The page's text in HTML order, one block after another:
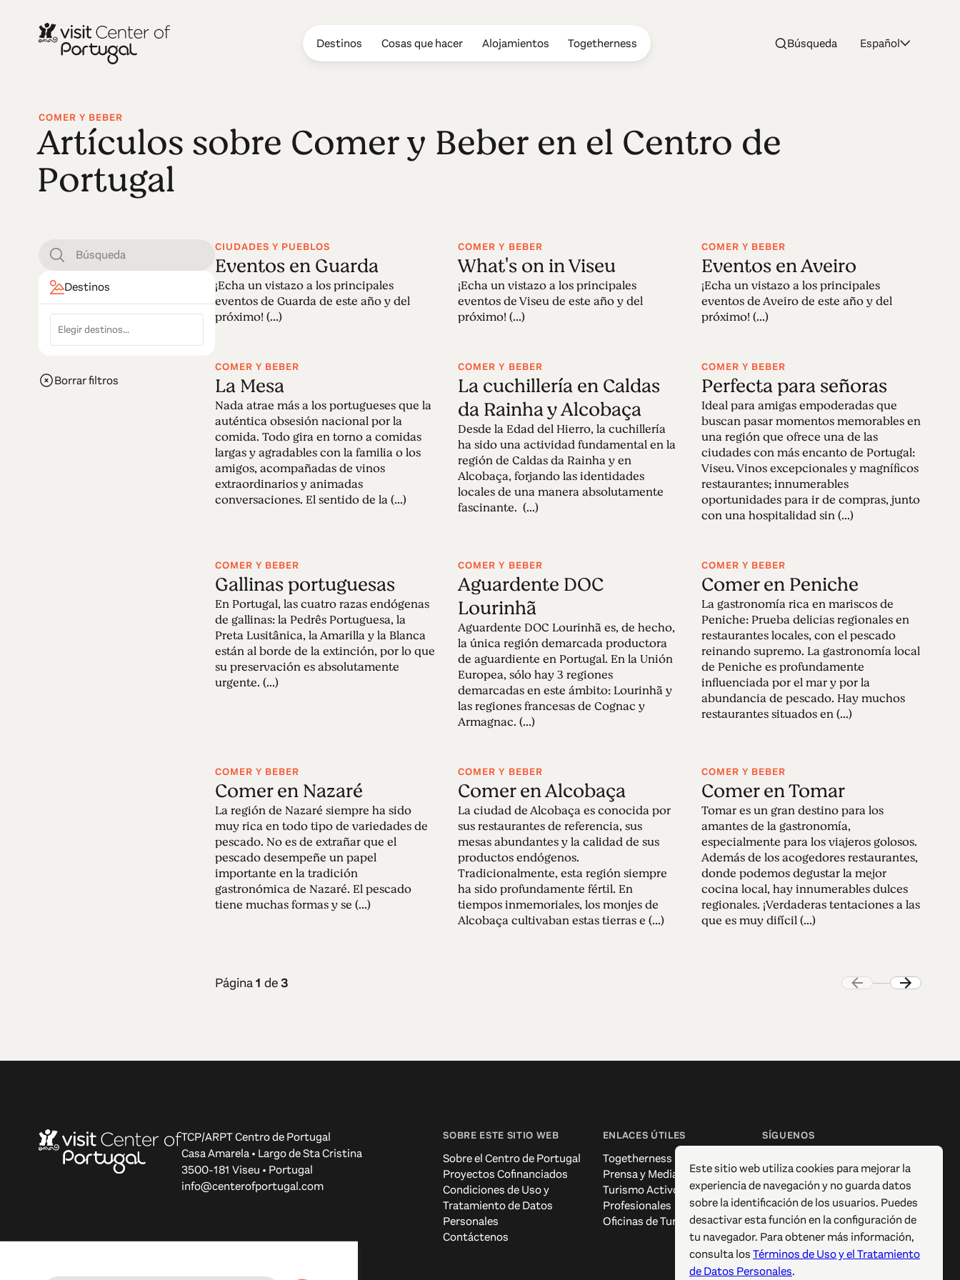
Destinos Cosas que hacer Alojamientos Togetherness Búsqueda Español
COMER Y BEBER
Artículos sobre Comer y Beber en el Centro de
Portugal
Destinos
Borrar filtros
CIUDADES Y PUEBLOS
Eventos en Guarda
¡Echa un vistazo a los principales
eventos de Guarda de este año y del
próximo! (...)
COMER Y BEBER
What's on in Viseu
¡Echa un vistazo a los principales
eventos de Viseu de este año y del
próximo! (...)
COMER Y BEBER
Eventos en Aveiro
¡Echa un vistazo a los principales
eventos de Aveiro de este año y del
próximo! (...)
COMER Y BEBER
La Mesa
Nada atrae más a los portugueses que la
auténtica obsesión nacional por la
comida. Todo gira en torno a comidas
largas y agradables con la familia o los
amigos, acompañadas de vinos
extraordinarios y animadas
conversaciones. El sentido de la (...)
COMER Y BEBER
La cuchillería en Caldas
da Rainha y Alcobaça
Desde la Edad del Hierro, la cuchillería
ha sido una actividad fundamental en la
región de Caldas da Rainha y en
Alcobaça, forjando las identidades
locales de una manera absolutamente
fascinante. (...)
COMER Y BEBER
Perfecta para señoras
Ideal para amigas empoderadas que
buscan pasar momentos memorables en
una región que ofrece una de las
ciudades con más encanto de Portugal:
Viseu. Vinos excepcionales y magníficos
restaurantes; innumerables
oportunidades para ir de compras, junto
con una hospitalidad sin (...)
COMER Y BEBER
Gallinas portuguesas
En Portugal, las cuatro razas endógenas
de gallinas: la Pedrês Portuguesa, la
Preta Lusitânica, la Amarilla y la Blanca
están al borde de la extinción, por lo que
su preservación es absolutamente
urgente. (...)
COMER Y BEBER
Aguardente DOC
Lourinhã
Aguardente DOC Lourinhã es, de hecho,
la única región demarcada productora
de aguardiente en Portugal. En la Unión
Europea, sólo hay 3 regiones
demarcadas en este ámbito: Lourinhã y
las regiones francesas de Cognac y
Armagnac. (...)
COMER Y BEBER
Comer en Peniche
La gastronomía rica en mariscos de
Peniche: Prueba delicias regionales en
restaurantes locales, con el pescado
reinando supremo. La gastronomía local
de Peniche es profundamente
influenciada por el mar y por la
abundancia de pescado. Hay muchos
restaurantes situados en (...)
COMER Y BEBER
Comer en Nazaré
La región de Nazaré siempre ha sido
muy rica en todo tipo de variedades de
pescado. No es de extrañar que el
pescado desempeñe un papel
importante en la tradición
gastronómica de Nazaré. El pescado
tiene muchas formas y se (...)
COMER Y BEBER
Comer en Alcobaça
La ciudad de Alcobaça es conocida por
sus restaurantes de referencia, sus
mesas abundantes y la calidad de sus
productos endógenos.
Tradicionalmente, esta región siempre
ha sido profundamente fértil. En
tiempos inmemoriales, los monjes de
Alcobaça cultivaban estas tierras e (...)
COMER Y BEBER
Comer en Tomar
Tomar es un gran destino para los
amantes de la gastronomía,
especialmente para los viajeros golosos.
Además de los acogedores restaurantes,
donde podemos degustar la mejor
cocina local, hay innumerables dulces
regionales. ¡Verdaderas tentaciones a las
que es muy difícil (...)
Página1 de3
TCP/ARPT Centro de Portugal
Casa Amarela • Largo de Sta Cristina
3500-181 Viseu • Portugal
info@centerofportugal.com
SOBRE ESTE SITIO WEB
Sobre el Centro de Portugal
Proyectos Cofinanciados
Condiciones de Uso y
Tratamiento de Datos
Personales
Contáctenos
ENLACES ÚTILES
Togetherness
Prensa y Media
Turismo Activo
Profesionales
Oficinas de Turismo
SÍGUENOS
Instagram
X / Twitter
Pinterest
YouTube
Este sitio web utiliza cookies para mejorar la
experiencia de navegación y no guarda datos
sobre la identificación de los usuarios. Puedes
desactivar esta función en la configuración de
tu navegador. Para obtener más información,
consulta losTérminos de Uso y el Tratamiento
de Datos Personales.